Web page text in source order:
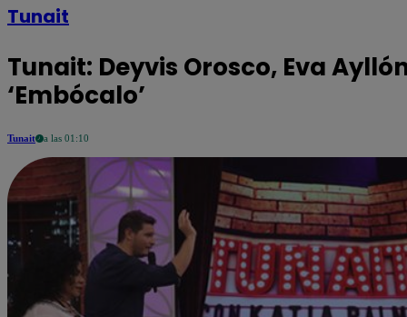
Tunait
Tunait: Deyvis Orosco, Eva
‘Embócalo’
Tunait a las 01:10